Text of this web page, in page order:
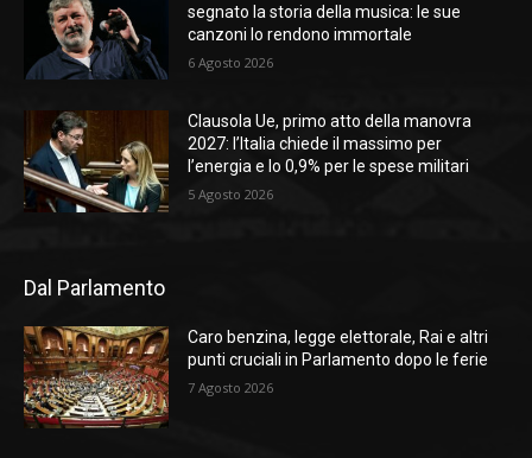
segnato la storia della musica: le sue
canzoni lo rendono immortale
6 Agosto 2026
Clausola Ue, primo atto della manovra
2027: l’Italia chiede il massimo per
l’energia e lo 0,9% per le spese militari
5 Agosto 2026
Dal Parlamento
Caro benzina, legge elettorale, Rai e altri
punti cruciali in Parlamento dopo le ferie
7 Agosto 2026